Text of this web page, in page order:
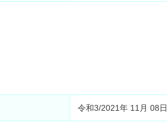
令和3/2021年 11月 08日